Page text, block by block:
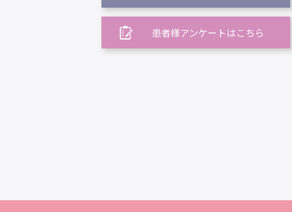
患者様アンケートはこちら